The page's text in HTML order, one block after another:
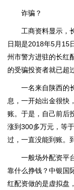
诈骗？
工商资料显示，
日期是2018年5月15
州市警方进驻的长红
的受骗投资者就已超
一名来自陕西的
息，一开始出金很快
账。于是，自己前后
涨到300多万元，等
过，一直没能到账。
一般场外配资平
靠什么挣钱？中银国
红配资做的是虚拟盘